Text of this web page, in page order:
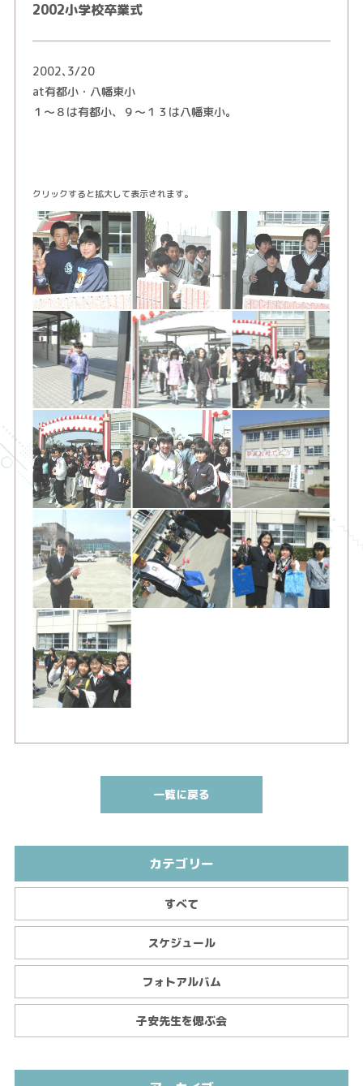
2002小学校卒業式
2002､3/20
at有都小・八幡東小
１～８は有都小、９～１３は八幡東小。
クリックすると拡大して表示されます。
一覧に戻る
カテゴリー
すべて
スケジュール
フォトアルバム
子安先生を偲ぶ会